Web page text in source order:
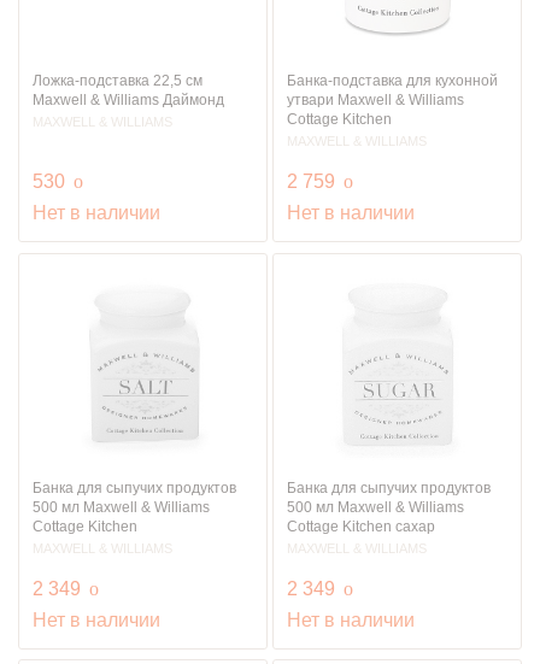
Ложка-подставка 22,5 см
Maxwell & Williams Даймонд
MAXWELL & WILLIAMS
530 руб.
o
Нет в наличии
Банка-подставка для кухонной
утвари Maxwell & Williams
Cottage Kitchen
MAXWELL & WILLIAMS
2 759 руб.
o
Нет в наличии
Банка для сыпучих продуктов
500 мл Maxwell & Williams
Cottage Kitchen
MAXWELL & WILLIAMS
2 349 руб.
o
Нет в наличии
Банка для сыпучих продуктов
500 мл Maxwell & Williams
Cottage Kitchen сахар
MAXWELL & WILLIAMS
2 349 руб.
o
Нет в наличии